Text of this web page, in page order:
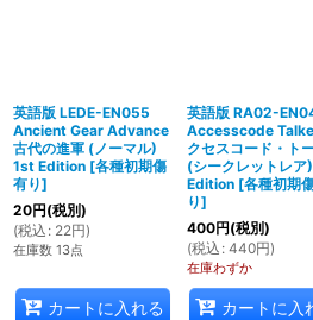
英語版 LEDE-EN055
Ancient Gear Advance
古代の進軍 (ノーマル)
1st Edition [各種初期傷
有り]
20円(税別)
(税込 : 22円)
在庫数 13点
カートに入れる
英語版 RA02-
Accesscode
クセスコード・ト
(シークレットレア
Edition [各種初期
り]
400円(税別)
(税込 : 440円)
在庫わずか
カートに入